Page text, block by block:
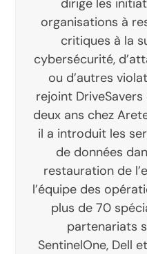
dirige les
organisations à
critiques à la
cybersécurité,
ou d’autres
rejoint
deux ans chez
il a introduit les
de données
restauration de
l’équipe des
plus de 70
partenariats
SentinelOne, Dell